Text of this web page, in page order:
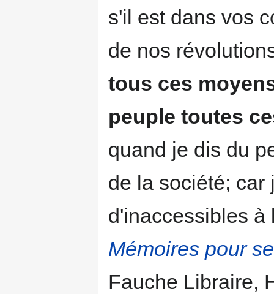
s'il est dans vos
de nos
tous ces
peuple toutes
quand je dis du
de la société; car
d'inaccessibles à
Mémoires pour
Fauche Libraire,